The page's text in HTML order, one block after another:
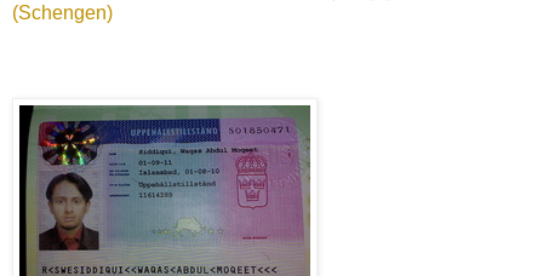
(Schengen)